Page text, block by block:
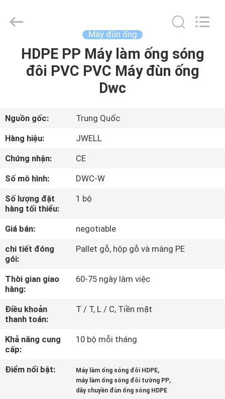
TRANG
CHỦ
SẢN
PHẨM
CHÚNG
TÔI
THAM
QUAN
MÁY
KIỂM
SOÁT
CHẤT
LƯỢNG
CHANGZHOU
DYUN
Máy đùn ống
HDPE PP Máy làm ống sóng
đôi PVC PVC Máy đùn ống
Dwc
Nguồn gốc:
Trung Quốc
Hàng hiệu:
JWELL
Chứng nhận:
CE
Số mô hình:
DWC-W
Số lượng đặt
hàng tối thiểu:
1 bộ
Giá bán:
negotiable
chi tiết đóng
gói:
Pallet gỗ, hộp gỗ và màng PE
Thời gian giao
hàng:
60-75 ngày làm việc
Điều khoản
thanh toán:
T / T, L / C, Tiền mặt
Khả năng cung
cấp:
10 bộ mỗi tháng
Điểm nổi bật: Máy làm ống sóng đôi HDPE,
máy làm ống sóng đôi tường PP,
dây chuyền đùn ống sóng HDPE